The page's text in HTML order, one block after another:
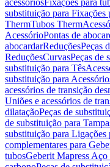
acessóriosFixações para
substituição para Fixações
ThermTubos Therm
AcessórioPontas de
abocardarReduçõesPeças
ReduçõesCurvasPeças de
substituição para Tês
substituição para
acessórios de transição
Uniões e acessórios de
dilataçãoPeças de
de substituição para
substituição para Ligações
complementares para
tubosGeberit Mapress Aço